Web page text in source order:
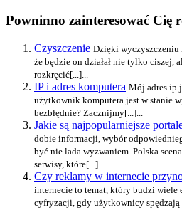
Powninno zainteresować Cię
Czyszczenie Dzięki wyczyszczeniu
że będzie on działał nie tylko ciszej,
rozkręcić[...]...
IP i adres komputera Mój adres ip
użytkownik komputera jest w stanie
bezbłędnie? Zacznijmy[...]...
Jakie są najpopularniejsze
dobie informacji, wybór
być nie lada wyzwaniem. Polska
serwisy, które[...]...
Czy reklamy w internecie
internecie to temat, który budzi
cyfryzacji, gdy użytkownicy spędzają